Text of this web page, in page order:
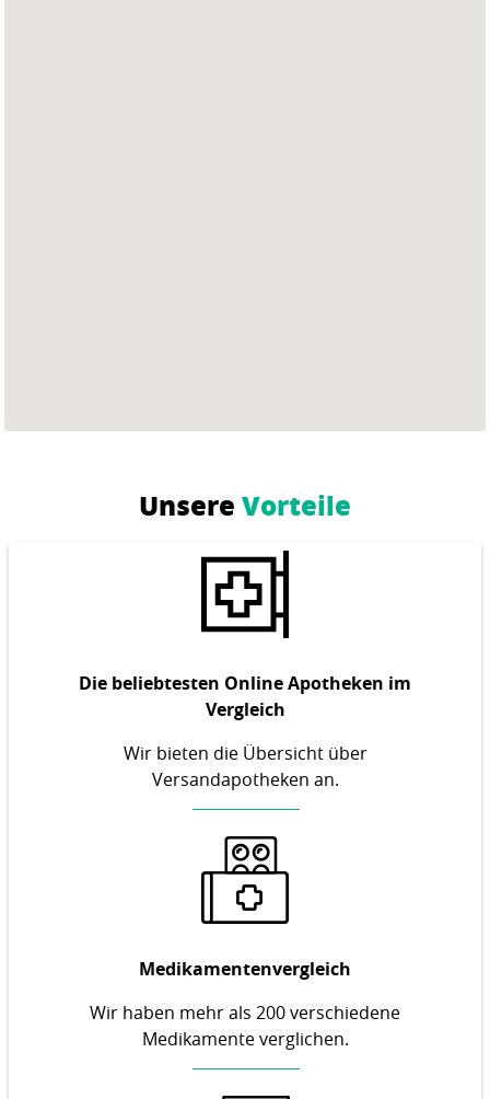
Unsere Vorteile
Die beliebtesten Online Apotheken im
Vergleich
Wir bieten die Übersicht über
Versandapotheken an.
Medikamentenvergleich
Wir haben mehr als 200 verschiedene
Medikamente verglichen.